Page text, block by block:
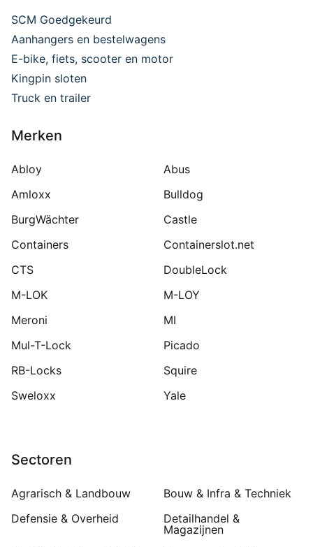
SCM Goedgekeurd
Aanhangers en bestelwagens
E-bike, fiets, scooter en motor
Kingpin sloten
Truck en trailer
Merken
Abloy
Abus
Amloxx
Bulldog
BurgWächter
Castle
Containers
Containerslot.net
CTS
DoubleLock
M-LOK
M-LOY
Meroni
MI
Mul-T-Lock
Picado
RB-Locks
Squire
Sweloxx
Yale
Sectoren
Agrarisch & Landbouw
Bouw & Infra & Techniek
Defensie & Overheid
Detailhandel &
Magazijnen